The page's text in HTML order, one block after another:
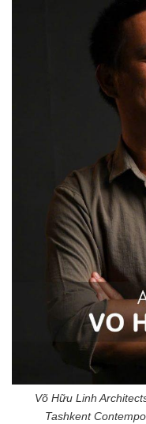
Võ Hữu Linh
Tashkent